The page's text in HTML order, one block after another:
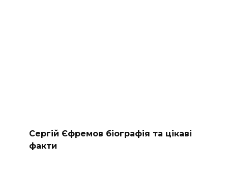
Сергій Єфремов біографія та цікаві
факти